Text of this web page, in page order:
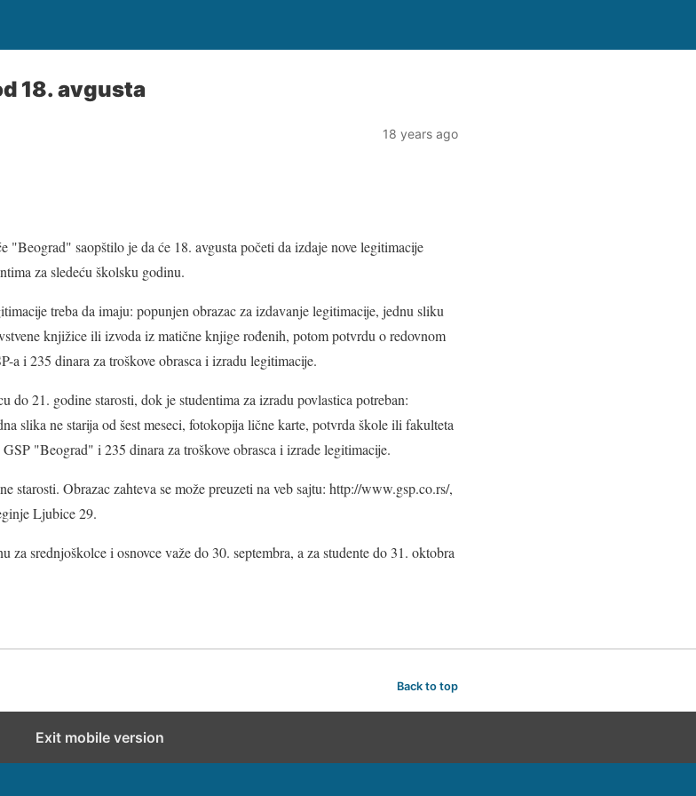
18. avgusta
18 years ago
"Beograd" saopštilo je da će 18. avgusta početi da izdaje nove legitimacije
za sledeću školsku godinu.
treba da imaju: popunjen obrazac za izdavanje legitimacije, jednu sliku
knjižice ili izvoda iz matične knjige rođenih, potom potvrdu o redovnom
a i 235 dinara za troškove obrasca i izradu legitimacije.
do 21. godine starosti, dok je studentima za izradu povlastica potreban:
slika ne starija od šest meseci, fotokopija lične karte, potvrda škole ili fakulteta
"Beograd" i 235 dinara za troškove obrasca i izrade legitimacije.
starosti. Obrazac zahteva se može preuzeti na veb sajtu: http://www.gsp.co.rs/,
Ljubice 29.
srednjoškolce i osnovce važe do 30. septembra, a za studente do 31. oktobra
Back to top
Exit mobile version